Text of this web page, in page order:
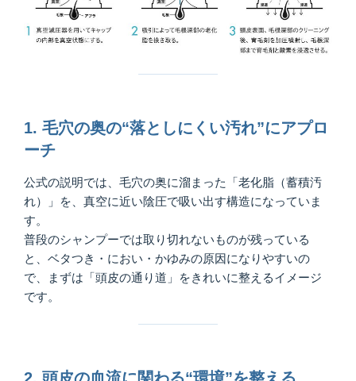
1. 毛穴の奥の“落としにくい汚れ”にアプロ
ーチ
公式の説明では、毛穴の奥に溜まった「老化脂（蓄積汚
れ）」を、真空に近い陰圧で吸い出す構造になっていま
す。
普段のシャンプーでは取り切れないものが残っている
と、ベタつき・におい・かゆみの原因になりやすいの
で、まずは「頭皮の通り道」をきれいに整えるイメージ
です。